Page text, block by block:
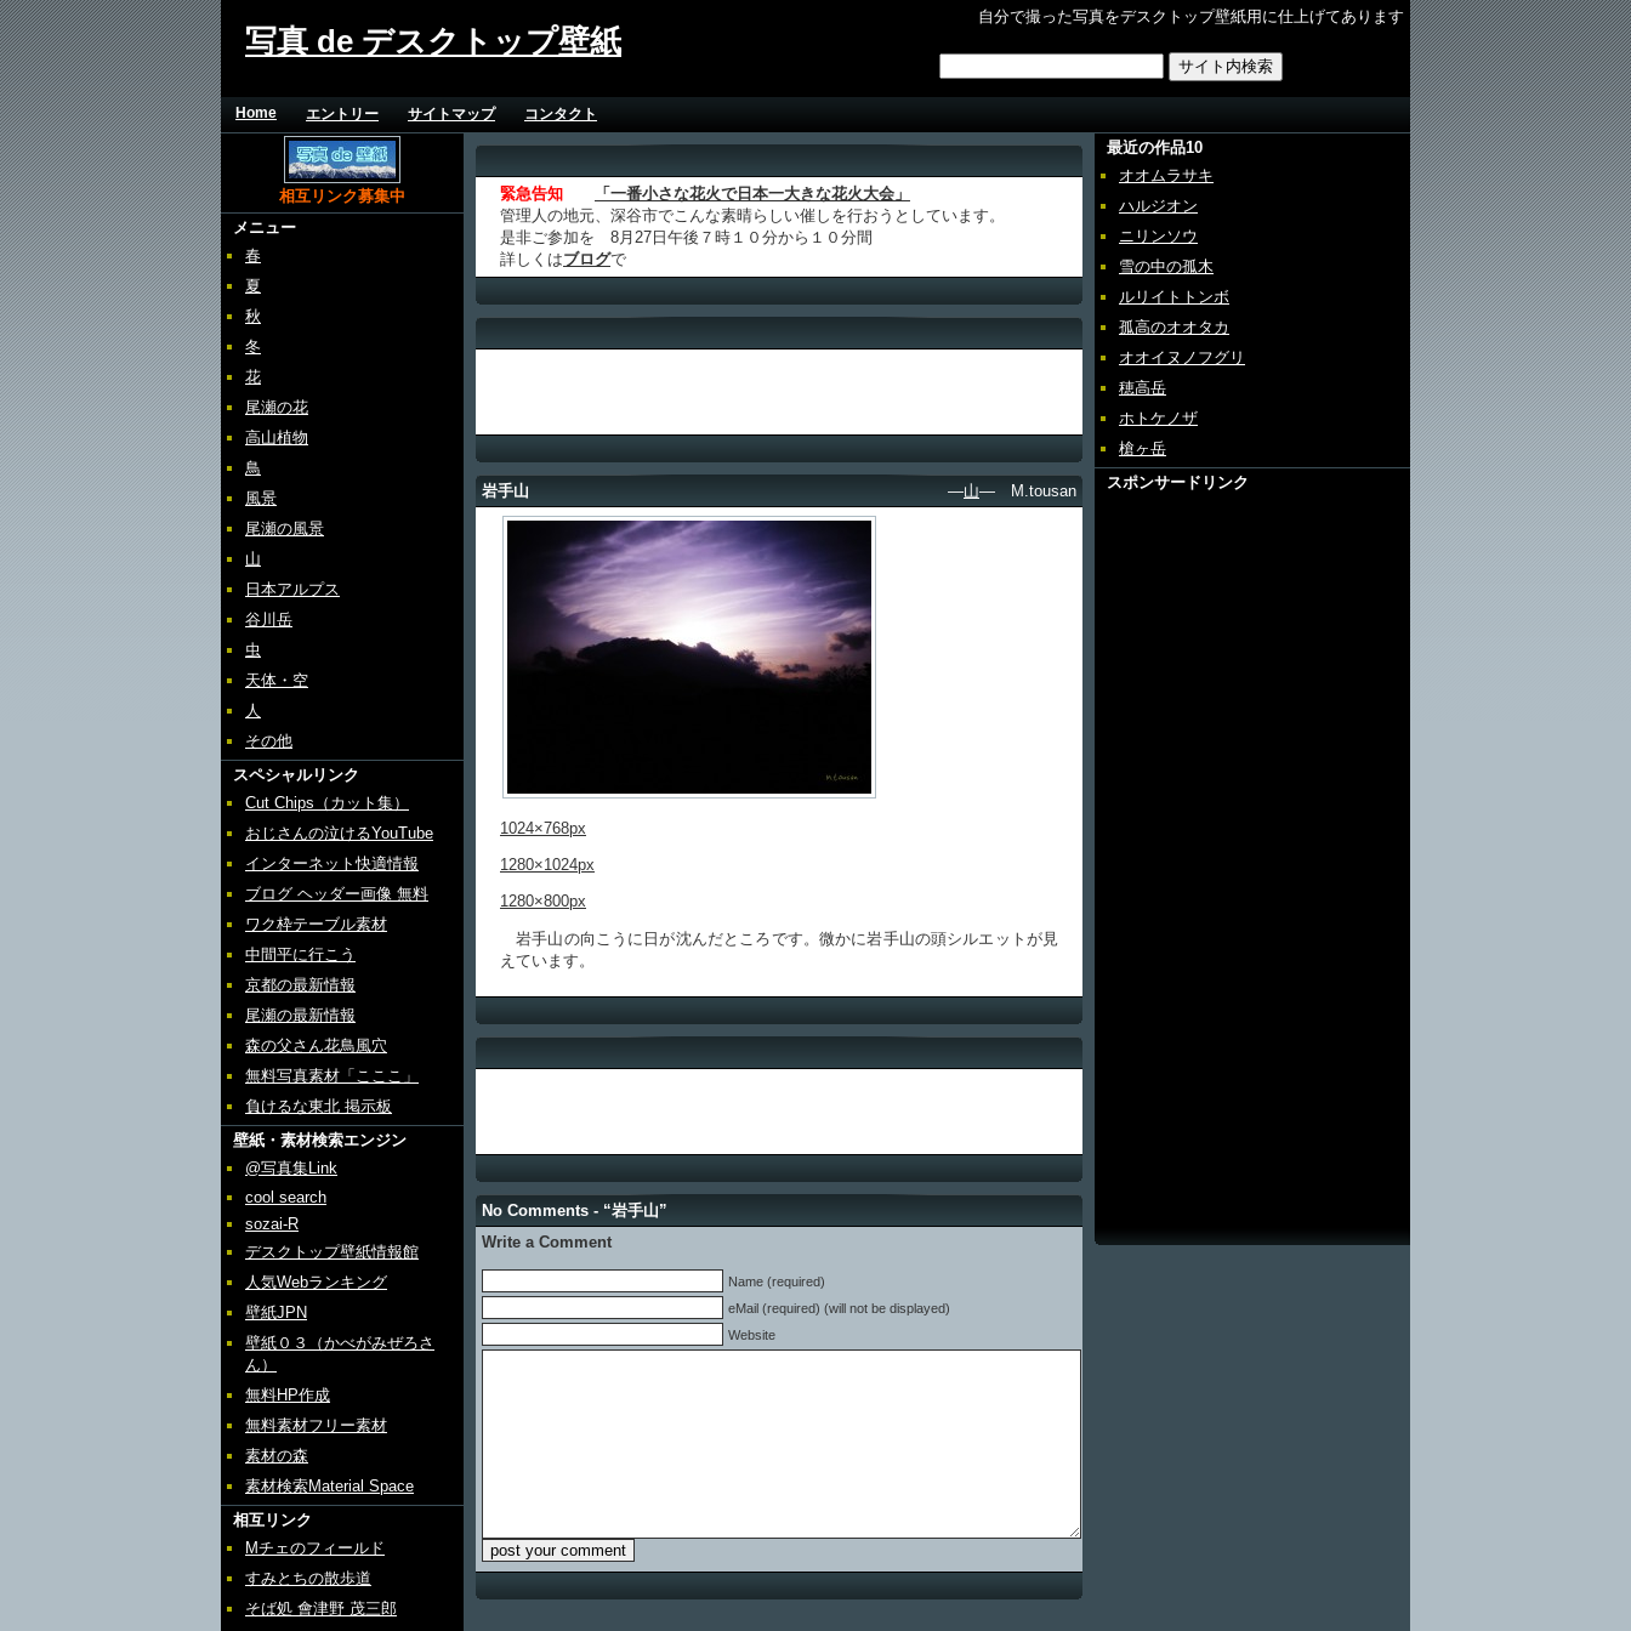
自分で撮った写真をデスクトップ壁紙用に仕上げてあります
写真 de デスクトップ壁紙
Home エントリー サイトマップ コンタクト
相互リンク募集中
メニュー
春
夏
秋
冬
花
尾瀬の花
高山植物
鳥
風景
尾瀬の風景
山
日本アルプス
谷川岳
虫
天体・空
人
その他
スペシャルリンク
Cut Chips（カット集）
おじさんの泣けるYouTube
インターネット快適情報
ブログ ヘッダー画像 無料
ワク枠テーブル素材
中間平に行こう
京都の最新情報
尾瀬の最新情報
森の父さん花鳥風穴
無料写真素材「こここ」
負けるな東北 掲示板
壁紙・素材検索エンジン
@写真集Link
cool search
sozai-R
デスクトップ壁紙情報館
人気Webランキング
壁紙JPN
壁紙０３（かべがみぜろさ
ん）
無料HP作成
無料素材フリー素材
素材の森
素材検索Material Space
相互リンク
Mチェのフィールド
すみとちの散歩道
そば処 會津野 茂三郎
緊急告知
「一番小さな花火で日本一大きな花火大会」
管理人の地元、深谷市でこんな素晴らしい催しを行おうとしています。
是非ご参加を 8月27日午後７時１０分から１０分間
詳しくはブログで
岩手山 ―山― M.tousan
1024×768px
1280×1024px
1280×800px
岩手山の向こうに日が沈んだところです。微かに岩手山の頭シルエットが見
えています。
No Comments - “岩手山”
Write a Comment
Name (required)
eMail (required) (will not be displayed)
Website
最近の作品10
オオムラサキ
ハルジオン
ニリンソウ
雪の中の孤木
ルリイトトンボ
孤高のオオタカ
オオイヌノフグリ
穂高岳
ホトケノザ
槍ヶ岳
スポンサードリンク